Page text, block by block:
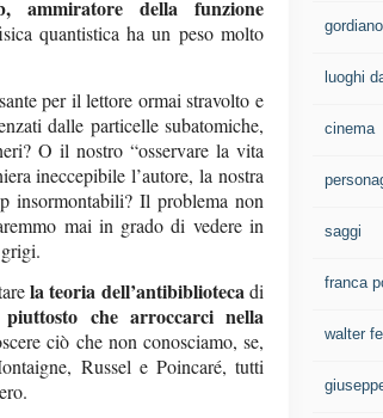
ammiratore della funzione
quantistica ha un peso molto
per il lettore ormai stravolto e
dalle particelle subatomiche,
O il nostro “osservare la vita
ineccepibile l’autore, la nostra
insormontabili? Il problema non
mai in grado di vedere in
la teoria dell’antibibliotecadi
che arroccarci nella
ciò che non conosciamo, se,
Russel e Poincaré, tutti
luoghi
cinema
saggi
franca
walter